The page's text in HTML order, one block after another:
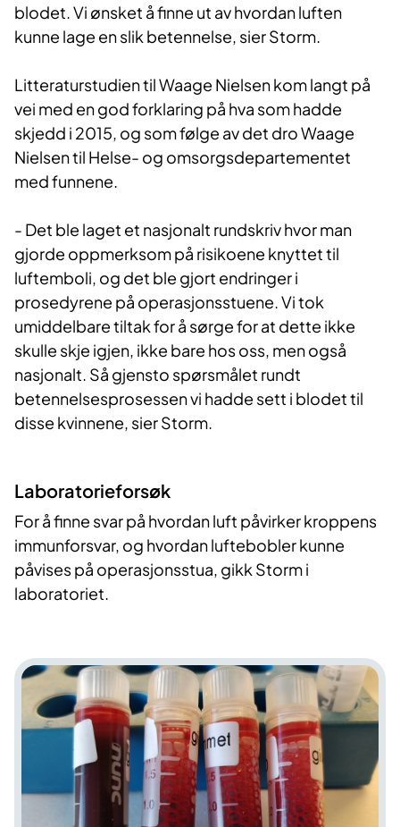
blodet. Vi ønsket å finne ut av hvordan luften
kunne lage en slik betennelse, sier Storm.
Litteraturstudien til Waage Nielsen kom langt på
vei med en god forklaring på hva som hadde
skjedd i 2015, og som følge av det dro Waage
Nielsen til Helse- og omsorgsdepartementet
med funnene.
- Det ble laget et nasjonalt rundskriv hvor man
gjorde oppmerksom på risikoene knyttet til
luftemboli, og det ble gjort endringer i
prosedyrene på operasjonsstuene. Vi tok
umiddelbare tiltak for å sørge for at dette ikke
skulle skje igjen, ikke bare hos oss, men også
nasjonalt. Så gjensto spørsmålet rundt
betennelsesprosessen vi hadde sett i blodet til
disse kvinnene, sier Storm.
Laboratoriefor​​søk
For å finne svar på hvordan luft påvirker kroppens
immunforsvar, og hvordan luftebobler kunne
påvises på operasjonsstua, gikk Storm i
laboratoriet.